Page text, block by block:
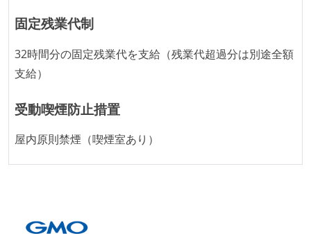
フレックスタイム制または裁量労働制を採用している
メンバーの多様性
職業安定法に対応する記載事項
受動喫煙防止措置：屋内禁煙（屋内に喫煙可能室設
置）
固定残業代制
32時間分の固定残業代を支給（残業代超過分は別途全額
支給）
受動喫煙防止措置
屋内原則禁煙（喫煙室あり）